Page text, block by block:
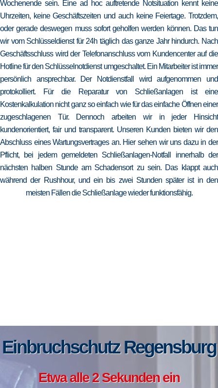
Wochenende sein. Eine ad hoc auftretende Notsituation kennt keine
Uhrzeiten, keine Geschäftszeiten und auch keine Feiertage. Trotzdem,
oder gerade deswegen muss sofort geholfen werden können. Das tun
wir vom Schlüsseldienst für 24h täglich das ganze Jahr hindurch. Nach
Geschäftsschluss wird der Telefonanschluss vom Kundencenter auf die
Hotline für den Schlüsselnotdienst umgeschaltet. Ein Mitarbeiter ist immer
persönlich ansprechbar. Der Notdienstfall wird aufgenommen und
protokolliert. Für die Reparatur von Schließanlagen ist eine
Kostenkalkulation nicht ganz so einfach wie für das einfache Öffnen einer
zugeschlagenen Tür. Dennoch arbeiten wir in jeder Hinsicht
kundenorientiert, fair und transparent. Unseren Kunden bieten wir den
Abschluss eines Wartungsvertrages an. Hier sehen wir uns dazu in der
Pflicht, bei jedem gemeldeten Schließanlagen-Notfall innerhalb der
nächsten halben Stunde am Schadensort zu sein. Das klappt auch
während der Rushhour, und ein bis zwei Stunden später ist in den
meisten Fällen die Schließanlage wieder funktionsfähig.
Einbruchschutz Regensburg
Etwa alle 2 Sekunden ein